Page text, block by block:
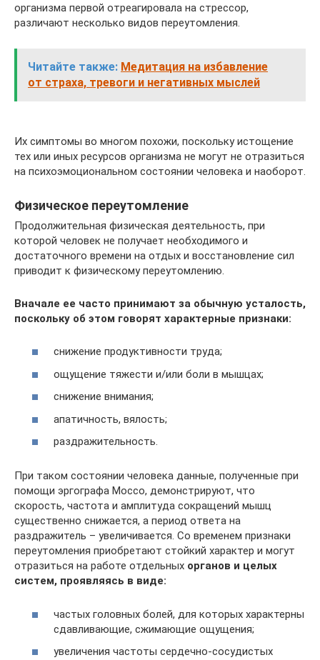
организма первой отреагировала на стрессор,
различают несколько видов переутомления.
Читайте также: Медитация на избавление
от страха, тревоги и негативных мыслей
Их симптомы во многом похожи, поскольку истощение
тех или иных ресурсов организма не могут не отразиться
на психоэмоциональном состоянии человека и наоборот.
Физическое переутомление
Продолжительная физическая деятельность, при
которой человек не получает необходимого и
достаточного времени на отдых и восстановление сил
приводит к физическому переутомлению.
Вначале ее часто принимают за обычную усталость,
поскольку об этом говорят характерные признаки:
снижение продуктивности труда;
ощущение тяжести и/или боли в мышцах;
снижение внимания;
апатичность, вялость;
раздражительность.
При таком состоянии человека данные, полученные при
помощи эргографа Моссо, демонстрируют, что
скорость, частота и амплитуда сокращений мышц
существенно снижается, а период ответа на
раздражитель – увеличивается. Со временем признаки
переутомления приобретают стойкий характер и могут
отразиться на работе отдельных органов и целых
систем, проявляясь в виде:
частых головных болей, для которых характерны
сдавливающие, сжимающие ощущения;
увеличения частоты сердечно-сосудистых